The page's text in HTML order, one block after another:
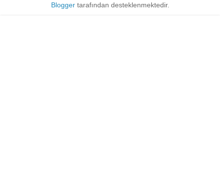
Bloggertarafından desteklenmektedir.